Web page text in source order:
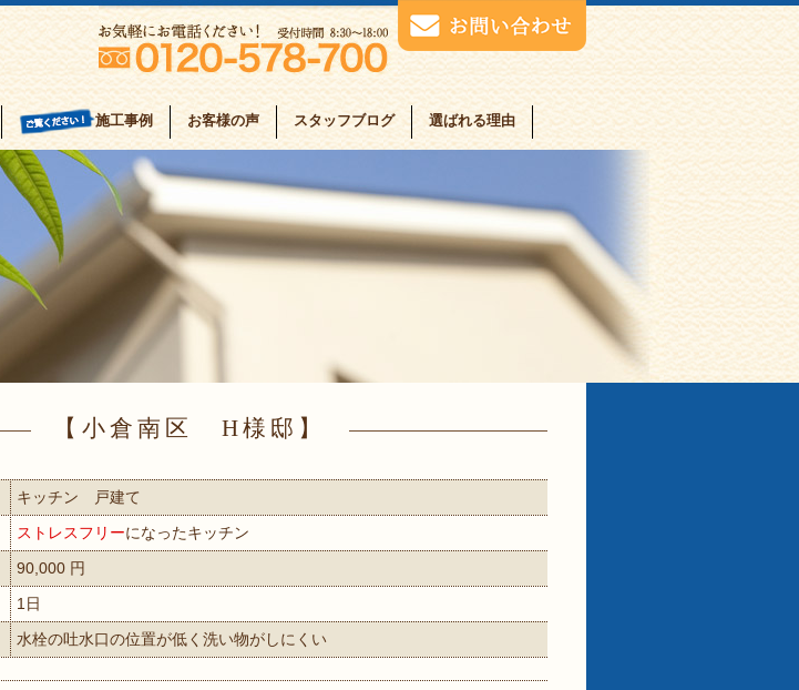
施工事例 お客様の声 スタッフブログ 選ばれる理由
小倉南区 H様邸
キッチン 戸建て
ストレスフリーになったキッチン
90,000 円
1日
水栓の吐水口の位置が低く洗い物がしにくい